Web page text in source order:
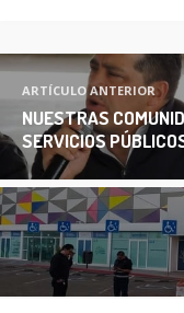
ARTÍCULO ANTERIOR
NUESTRAS
SERVICIOS